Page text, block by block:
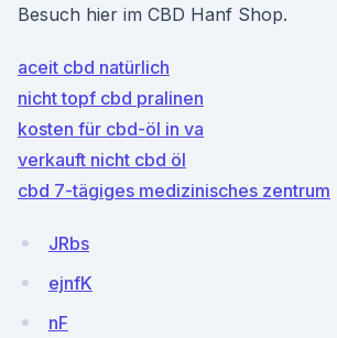
Besuch hier im CBD Hanf Shop.
aceit cbd natürlich
nicht topf cbd pralinen
kosten für cbd-öl in va
verkauft nicht cbd öl
cbd 7-tägiges medizinisches zentrum
JRbs
ejnfK
nF